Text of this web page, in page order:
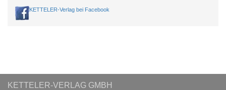
KETTELER-Verlag bei Facebook
KETTELER-VERLAG GMBH